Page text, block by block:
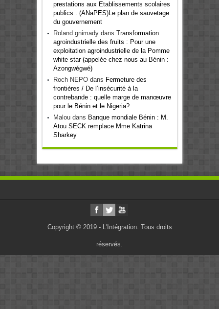
prestations aux Etablissements scolaires
publics : (ANaPES)Le plan de sauvetage
du gouvernement
Roland gnimadydans Transformation
agroindustrielle des fruits : Pour une
exploitation agroindustrielle de la Pomme
white star (appelée chez nous au Bénin :
Azongwégwé)
Roch NEPOdans Fermeture des
frontières / De l’insécurité à la
contrebande : quelle marge de manœuvre
pour le Bénin et le Nigeria?
Maloudans Banque mondiale Bénin : M.
Atou SECK remplace Mme Katrina
Sharkey
Copyright © 2019 - L'Intégration. Tous droits
réservés.